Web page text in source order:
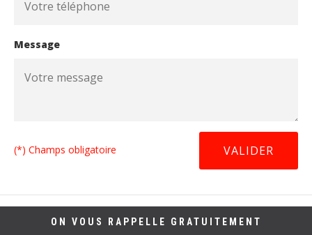
Message
(*) Champs obligatoire
ON VOUS RAPPELLE GRATUITEMENT